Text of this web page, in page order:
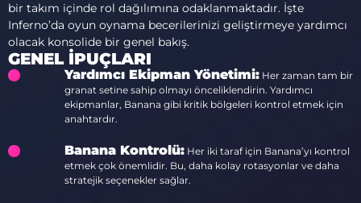
bir takım içinde rol dağılımına odaklanmaktadır. İşte
Inferno’da oyun oynama becerilerinizi geliştirmeye yardımcı
olacak konsolide bir genel bakış.
GENEL İPUÇLARI
Yardımcı Ekipman Yönetimi: Her zaman tam bir
granat setine sahip olmayı önceliklendirin. Yardımcı
ekipmanlar, Banana gibi kritik bölgeleri kontrol etmek için
anahtardır.
Banana Kontrolü: Her iki taraf için Banana’yı kontrol
etmek çok önemlidir. Bu, daha kolay rotasyonlar ve daha
stratejik seçenekler sağlar.